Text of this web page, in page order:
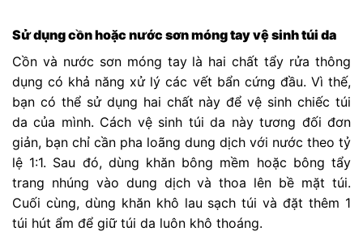
Sử dụng cồn hoặc nước sơn móng tay vệ sinh túi da
Cồn và nước sơn móng tay là hai chất tẩy rửa thông
dụng có khả năng xử lý các vết bẩn cứng đầu. Vì thế,
bạn có thể sử dụng hai chất này để vệ sinh chiếc túi
da của mình. Cách vệ sinh túi da này tương đối đơn
giản, bạn chỉ cần pha loãng dung dịch với nước theo tỷ
lệ 1:1. Sau đó, dùng khăn bông mềm hoặc bông tẩy
trang nhúng vào dung dịch và thoa lên bề mặt túi.
Cuối cùng, dùng khăn khô lau sạch túi và đặt thêm 1
túi hút ẩm để giữ túi da luôn khô thoáng.